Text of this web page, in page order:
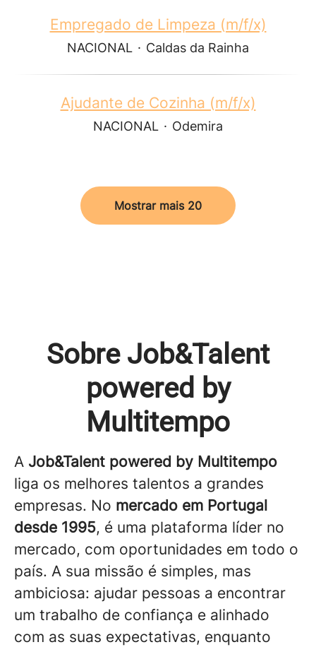
Empregado de Limpeza (m/f/x)
NACIONAL · Caldas da Rainha
Ajudante de Cozinha (m/f/x)
NACIONAL · Odemira
Mostrar mais 20
Sobre Job&Talent
powered by
Multitempo
A Job&Talent powered by Multitempo
liga os melhores talentos a grandes
empresas. No mercado em Portugal
desde 1995, é uma plataforma líder no
mercado, com oportunidades em todo o
país. A sua missão é simples, mas
ambiciosa: ajudar pessoas a encontrar
um trabalho de confiança e alinhado
com as suas expectativas, enquanto